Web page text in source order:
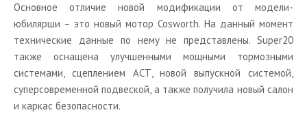
Основное отличие новой модификации от модели-
юбилярши – это новый мотор Cosworth. На данный момент
технические данные по нему не представлены. Super20
также оснащена улучшенными мощными тормозными
системами, сцеплением АСТ, новой выпускной системой,
суперсовременной подвеской, а также получила новый салон
и каркас безопасности.